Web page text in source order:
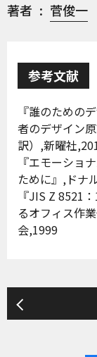
著者 菅俊一
参考文献
『誰のための
者のデザイン
訳）,新曜社
『エモーショ
ために』,ドナ
『JIS Z 8521
るオフィス作
会,1999